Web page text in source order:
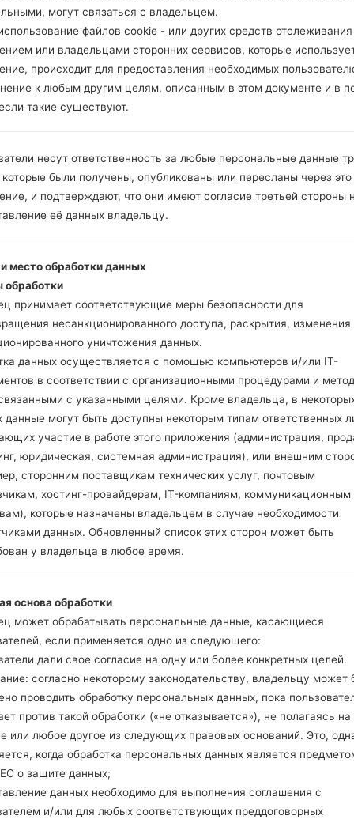
SM-
Модель и ее характеристики
SamsungSM-J727VPP
Galaxy J7 V
7.5 миллиметров (0.3 дюйма)
76.0 x 151.4 миллиметров
2200MHz ARM Cortex -A53
Восьмиядерный
2GB
16GB
microSD, microSDHC,
Сеть и данные
Нано SIM
GSM 900/1800/1900MHz
CDMA 800MHz 1900MHz/
LTE 700 (B13), LTE 850 (B5),
могут связаться с владельцем.
файлов cookie - или других средств
или владельцами сторонних сервисов, которые
происходит для предоставления необходимых
к любым другим целям, описанным в этом документе и в
такие существуют.
несут ответственность за любые персональные данные
которые были получены, опубликованы или пересланы через это
и подтверждают, что они имеют согласие третьей стороны
её данных владельцу.
место обработки данных
принимает соответствующие меры безопасности для
несанкционированного доступа, раскрытия, изменения
уничтожения данных.
данных осуществляется с помощью компьютеров и/или IT-
в соответствии с организационными процедурами и
с указанными целями. Кроме владельца, в
данные могут быть доступны некоторым типам ответственных
участие в работе этого приложения (администрация,
юридическая, системная администрация), или внешним
сторонним поставщикам технических услуг, почтовым
хостинг-провайдерам, IT-компаниям, коммуникационным
которые назначены владельцем в случае необходимости
данных. Обновленный список этих сторон может быть
у владельца в любое время.
основа обработки
может обрабатывать персональные данные, касающиеся
если применяется одно из следующего:
дали свое согласие на одну или более конкретных целей.
согласно некоторому законодательству, владельцу может
проводить обработку персональных данных, пока
против такой обработки («не отказывается»), не полагаясь на
или любое другое из следующих правовых оснований. Это,
когда обработка персональных данных является
о защите данных;
данных необходимо для выполнения соглашения с
и/или для любых соответствующих преддоговорных